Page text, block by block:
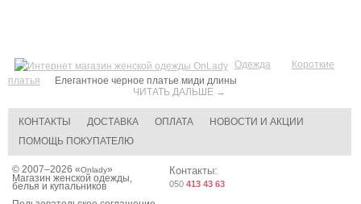
ЧИТАТЬ ДАЛЬШЕ →
Одежда
Короткие
платья
Елегантное черное платье миди длины
КОНТАКТЫ ДОСТАВКА ОПЛАТА
НОВОСТИ И АКЦИИ
ПОМОЩЬ ПОКУПАТЕЛЮ
© 2007–2026 «Onlady»
Магазин женской одежды,
белья и купальников
Контакты:
050 413 43 63